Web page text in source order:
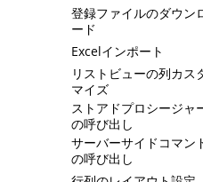
登録ファイルのダウン
ード
Excelインポート
リストビューの列カス
マイズ
ストアドプロシージャ
の呼び出し
サーバーサイドコマン
の呼び出し